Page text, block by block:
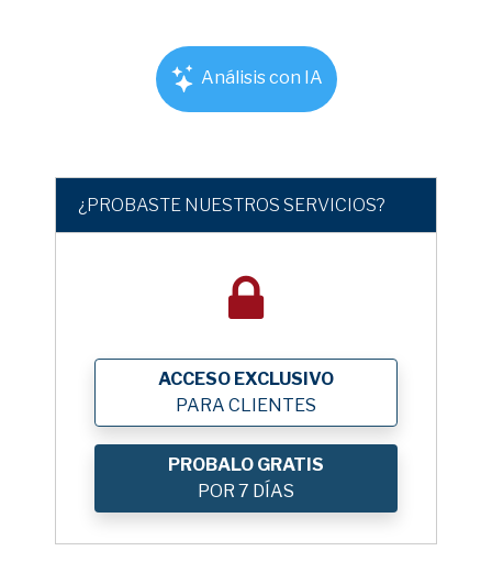
Análisis con IA
¿PROBASTE NUESTROS SERVICIOS?
ACCESO EXCLUSIVO
PARA CLIENTES
PROBALO GRATIS
POR 7 DÍAS